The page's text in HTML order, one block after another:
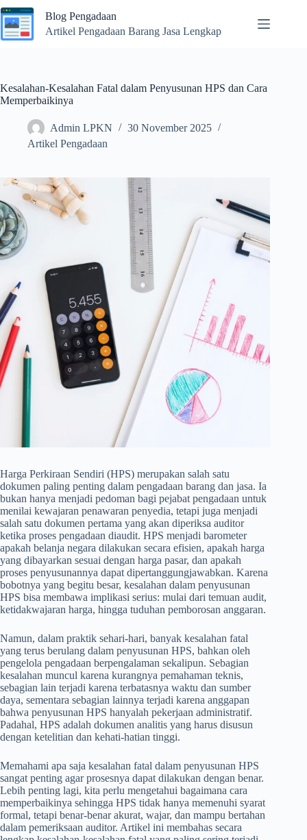
Skip
to
content
Blog Pengadaan
Artikel Pengadaan Barang Jasa Lengkap
Kesalahan-Kesalahan Fatal dalam Penyusunan HPS dan Cara
Memperbaikinya
Admin LPKN
30 November 2025
Artikel Pengadaan
Harga Perkiraan Sendiri (HPS) merupakan salah satu
dokumen paling penting dalam pengadaan barang dan jasa. Ia
bukan hanya menjadi pedoman bagi pejabat pengadaan untuk
menilai kewajaran penawaran penyedia, tetapi juga menjadi
salah satu dokumen pertama yang akan diperiksa auditor
ketika proses pengadaan diaudit. HPS menjadi barometer
apakah belanja negara dilakukan secara efisien, apakah harga
yang dibayarkan sesuai dengan harga pasar, dan apakah
proses penyusunannya dapat dipertanggungjawabkan. Karena
bobotnya yang begitu besar, kesalahan dalam penyusunan
HPS bisa membawa implikasi serius: mulai dari temuan audit,
ketidakwajaran harga, hingga tuduhan pemborosan anggaran.
Namun, dalam praktik sehari-hari, banyak kesalahan fatal
yang terus berulang dalam penyusunan HPS, bahkan oleh
pengelola pengadaan berpengalaman sekalipun. Sebagian
kesalahan muncul karena kurangnya pemahaman teknis,
sebagian lain terjadi karena terbatasnya waktu dan sumber
daya, sementara sebagian lainnya terjadi karena anggapan
bahwa penyusunan HPS hanyalah pekerjaan administratif.
Padahal, HPS adalah dokumen analitis yang harus disusun
dengan ketelitian dan kehati-hatian tinggi.
Memahami apa saja kesalahan fatal dalam penyusunan HPS
sangat penting agar prosesnya dapat dilakukan dengan benar.
Lebih penting lagi, kita perlu mengetahui bagaimana cara
memperbaikinya sehingga HPS tidak hanya memenuhi syarat
formal, tetapi benar-benar akurat, wajar, dan mampu bertahan
dalam pemeriksaan auditor. Artikel ini membahas secara